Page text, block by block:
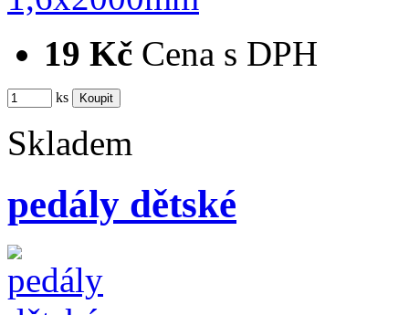
19 Kč Cena s DPH
ks
Skladem
pedály dětské